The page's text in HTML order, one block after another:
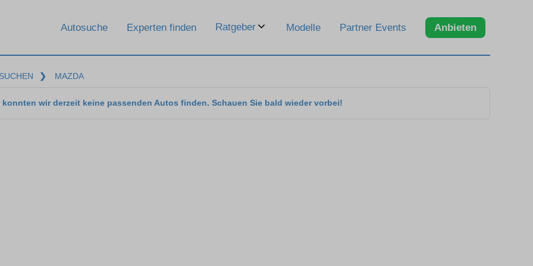
Autosuche Experten finden Ratgeber Modelle Partner Events Anbieten
❯ MAZDA
konnten wir derzeit keine passenden Autos finden. Schauen Sie bald wieder vorbei!